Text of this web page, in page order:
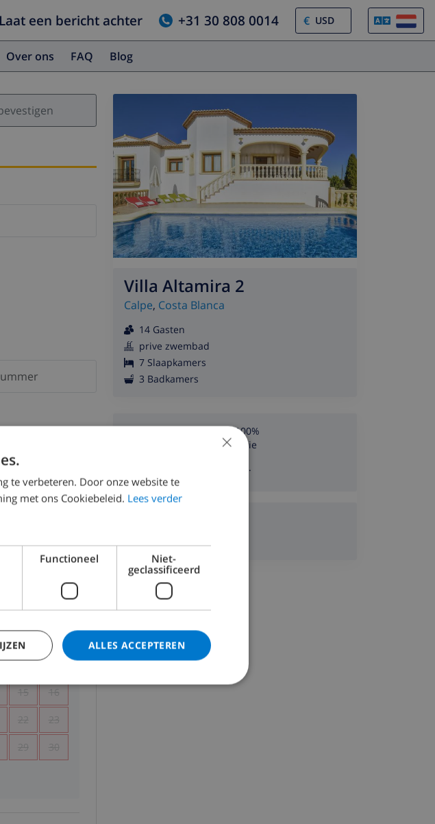
Laat een bericht achter +31 30 808 0014 €
Over ons FAQ Blog
2
8
15 16
22 23
29 30
Villa Altamira 2
Calpe, Costa Blanca
14 Gasten
prive zwembad
7 Slaapkamers
3 Badkamers
U geniet van onze 100%
Tevredenheidsgarantie
Laagste Prijs garantie.
Of stuur een e-mail
×
te verbeteren. Door onze website te
met ons Cookiebeleid. Lees verder
Functioneel
Niet-
geclassificeerd
ALLES ACCEPTEREN